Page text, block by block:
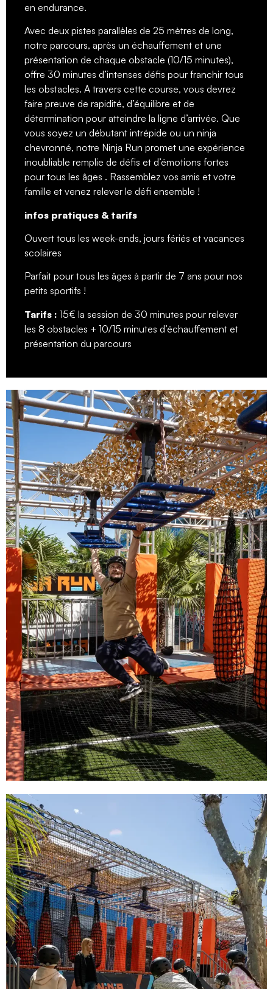
en endurance.
Avec deux pistes parallèles de 25 mètres de long,
notre parcours, après un échauffement et une
présentation de chaque obstacle (10/15 minutes),
offre 30 minutes d’intenses défis pour franchir tous
les obstacles. A travers cette course, vous devrez
faire preuve de rapidité, d’équilibre et de
détermination pour atteindre la ligne d’arrivée. Que
vous soyez un débutant intrépide ou un ninja
chevronné, notre Ninja Run promet une expérience
inoubliable remplie de défis et d’émotions fortes
pour tous les âges . Rassemblez vos amis et votre
famille et venez relever le défi ensemble !
infos pratiques & tarifs
Ouvert tous les week-ends, jours fériés et vacances
scolaires
Parfait pour tous les âges à partir de 7 ans pour nos
petits sportifs !
Tarifs : 15€ la session de 30 minutes pour relever
les 8 obstacles + 10/15 minutes d’échauffement et
présentation du parcours